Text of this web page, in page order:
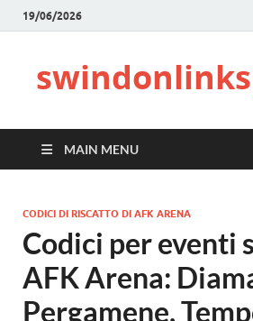
19/06/2026
MAIN MENU
CODICI DI RISCATTO DI AFK ARENA
Codici per eventi
AFK Arena:
Pergamene,